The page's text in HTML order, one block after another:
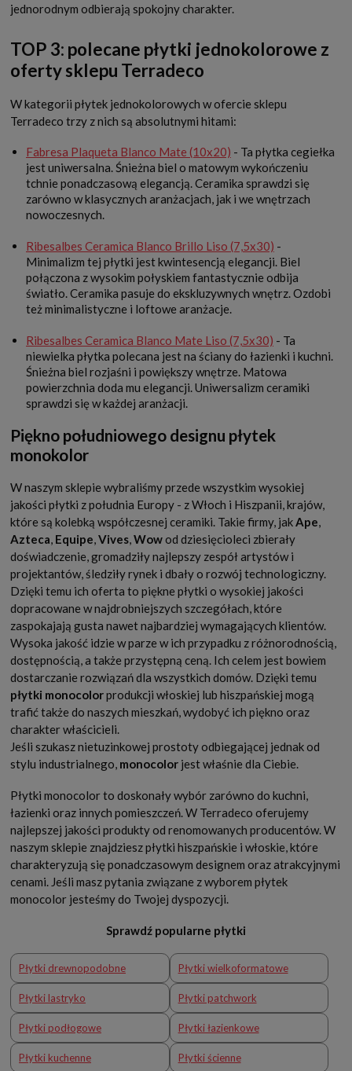
jednorodnym odbierają spokojny charakter.
TOP 3: polecane płytki jednokolorowe z
oferty sklepu Terradeco
W kategorii płytek jednokolorowych w ofercie sklepu
Terradeco trzy z nich są absolutnymi hitami:
Fabresa Plaqueta Blanco Mate (10x20) - Ta płytka cegiełka
jest uniwersalna. Śnieżna biel o matowym wykończeniu
tchnie ponadczasową elegancją. Ceramika sprawdzi się
zarówno w klasycznych aranżacjach, jak i we wnętrzach
nowoczesnych.
Ribesalbes Ceramica Blanco Brillo Liso (7,5x30) -
Minimalizm tej płytki jest kwintesencją elegancji. Biel
połączona z wysokim połyskiem fantastycznie odbija
światło. Ceramika pasuje do ekskluzywnych wnętrz. Ozdobi
też minimalistyczne i loftowe aranżacje.
Ribesalbes Ceramica Blanco Mate Liso (7,5x30) - Ta
niewielka płytka polecana jest na ściany do łazienki i kuchni.
Śnieżna biel rozjaśni i powiększy wnętrze. Matowa
powierzchnia doda mu elegancji. Uniwersalizm ceramiki
sprawdzi się w każdej aranżacji.
Piękno południowego designu płytek
monokolor
W naszym sklepie wybraliśmy przede wszystkim wysokiej
jakości płytki z południa Europy - z Włoch i Hiszpanii, krajów,
które są kolebką współczesnej ceramiki. Takie firmy, jakApe,
Azteca, Equipe,Vives,Wowod dziesięcioleci zbierały
doświadczenie, gromadziły najlepszy zespół artystów i
projektantów, śledziły rynek i dbały o rozwój technologiczny.
Dzięki temu ich oferta to piękne płytki o wysokiej jakości
dopracowane w najdrobniejszych szczegółach, które
zaspokajają gusta nawet najbardziej wymagających klientów.
Wysoka jakość idzie w parze w ich przypadku z różnorodnością,
dostępnością, a także przystępną ceną. Ich celem jest bowiem
dostarczanie rozwiązań dla wszystkich domów. Dzięki temu
płytki monocolorprodukcji włoskiej lub hiszpańskiej mogą
trafić także do naszych mieszkań, wydobyć ich piękno oraz
charakter właścicieli.
Jeśli szukasz nietuzinkowej prostoty odbiegającej jednak od
stylu industrialnego, monocolor jest właśnie dla Ciebie.
Płytki monocolor to doskonały wybór zarówno do kuchni,
łazienki oraz innych pomieszczeń. W Terradeco oferujemy
najlepszej jakości produkty od renomowanych producentów. W
naszym sklepie znajdziesz płytki hiszpańskie i włoskie, które
charakteryzują się ponadczasowym designem oraz atrakcyjnymi
cenami. Jeśli masz pytania związane z wyborem płytek
monocolor jesteśmy do Twojej dyspozycji.
Sprawdź popularne płytki
Płytki drewnopodobne Płytki wielkoformatowe
Płytki lastryko Płytki patchwork
Płytki podłogowe Płytki łazienkowe
Płytki kuchenne Płytki ścienne